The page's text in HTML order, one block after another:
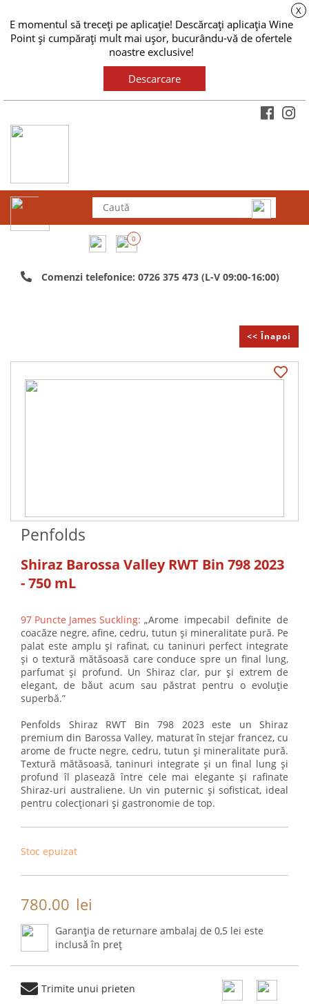
E momentul să treceți pe aplicație! Descărcați aplicația Wine
Point și cumpărați mult mai ușor, bucurându-vă de ofertele
noastre exclusive!
X
Descarcare
0
Comenzi telefonice: 0726 375 473 (L-V 09:00-16:00)
<< Înapoi
Penfolds
Shiraz Barossa Valley RWT Bin 798 2023
- 750 mL
97 Puncte James Suckling: „Arome impecabil definite de
coacăze negre, afine, cedru, tutun și mineralitate pură. Pe
palat este amplu și rafinat, cu taninuri perfect integrate
și o textură mătăsoasă care conduce spre un final lung,
parfumat și profund. Un Shiraz clar, pur și extrem de
elegant, de băut acum sau păstrat pentru o evoluție
superbă.”
Penfolds Shiraz RWT Bin 798 2023 este un Shiraz
premium din Barossa Valley, maturat în stejar francez, cu
arome de fructe negre, cedru, tutun și mineralitate pură.
Textură mătăsoasă, taninuri integrate și un final lung și
profund îl plasează între cele mai elegante și rafinate
Shiraz-uri australiene. Un vin puternic și sofisticat, ideal
pentru colecționari și gastronomie de top.
Stoc epuizat
780.00 lei
Garanția de returnare ambalaj de 0,5 lei este
inclusă în preț
Trimite unui prieten